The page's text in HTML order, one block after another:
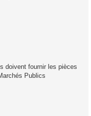
doivent fournir les pièces
Publics